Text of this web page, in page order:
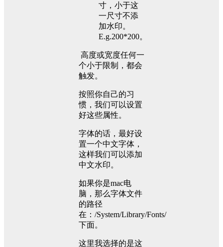
寸，小于这
一尺寸不添
加水印。
E.g.200*200。
​ 高度或宽度任何一
个小于限制，都会
触发。
按照你自己的习
惯，我们可以设置
好这些属性。
字体的话，最好设
置一个中文字体，
这样我们可以添加
中文水印。
如果你是mac电
脑，那么字体文件
的路径
在：/System/Library/Fonts/
下面。
这里我选择的是这